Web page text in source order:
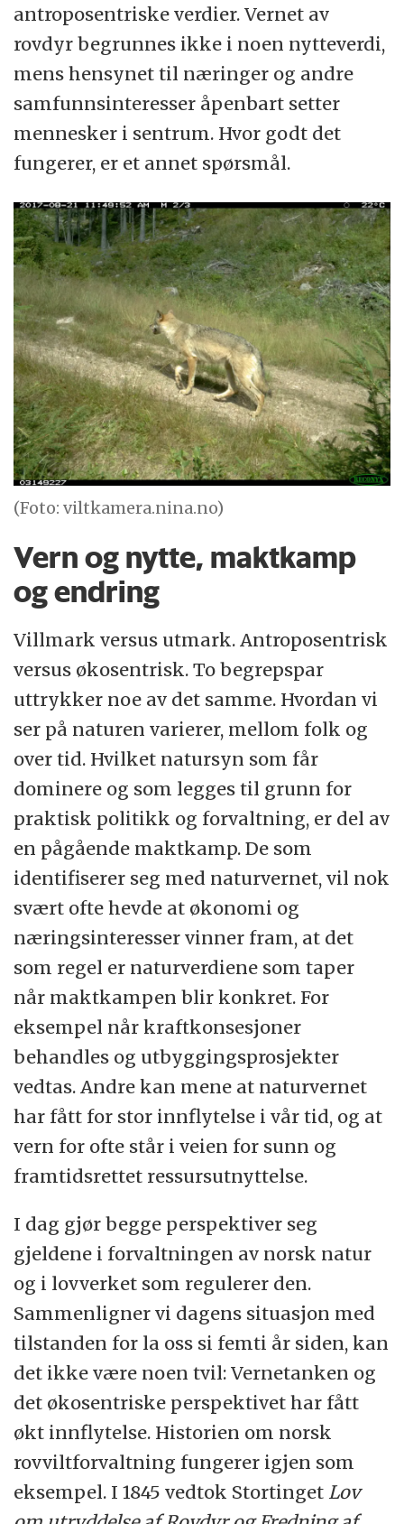
antroposentriske verdier. Vernet av
rovdyr begrunnes ikke i noen nytteverdi,
mens hensynet til næringer og andre
samfunnsinteresser åpenbart setter
mennesker i sentrum. Hvor godt det
fungerer, er et annet spørsmål.
(Foto: viltkamera.nina.no)
Vern og nytte, maktkamp
og endring
Villmark versus utmark. Antroposentrisk
versus økosentrisk. To begrepspar
uttrykker noe av det samme. Hvordan vi
ser på naturen varierer, mellom folk og
over tid. Hvilket natursyn som får
dominere og som legges til grunn for
praktisk politikk og forvaltning, er del av
en pågående maktkamp. De som
identifiserer seg med naturvernet, vil nok
svært ofte hevde at økonomi og
næringsinteresser vinner fram, at det
som regel er naturverdiene som taper
når maktkampen blir konkret. For
eksempel når kraftkonsesjoner
behandles og utbyggingsprosjekter
vedtas. Andre kan mene at naturvernet
har fått for stor innflytelse i vår tid, og at
vern for ofte står i veien for sunn og
framtidsrettet ressursutnyttelse.
I dag gjør begge perspektiver seg
gjeldene i forvaltningen av norsk natur
og i lovverket som regulerer den.
Sammenligner vi dagens situasjon med
tilstanden for la oss si femti år siden, kan
det ikke være noen tvil: Vernetanken og
det økosentriske perspektivet har fått
økt innflytelse. Historien om norsk
rovviltforvaltning fungerer igjen som
eksempel. I 1845 vedtok Stortinget Lov